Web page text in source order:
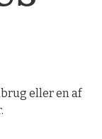
eller en af